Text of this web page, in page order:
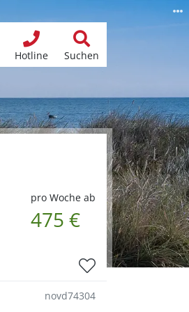
Hotline Suchen
pro Woche ab
475 €
novd74304